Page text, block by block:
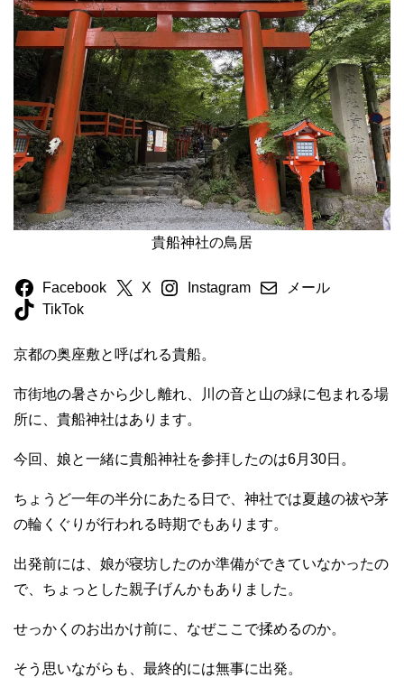
貴船神社の鳥居
Facebook X Instagram
メール
TikTok
京都の奥座敷と呼ばれる貴船。
市街地の暑さから少し離れ、川の音と山の緑に包まれる場
所に、貴船神社はあります。
今回、娘と一緒に貴船神社を参拝したのは6月30日。
ちょうど一年の半分にあたる日で、神社では夏越の祓や茅
の輪くぐりが行われる時期でもあります。
出発前には、娘が寝坊したのか準備ができていなかったの
で、ちょっとした親子げんかもありました。
せっかくのお出かけ前に、なぜここで揉めるのか。
そう思いながらも、最終的には無事に出発。